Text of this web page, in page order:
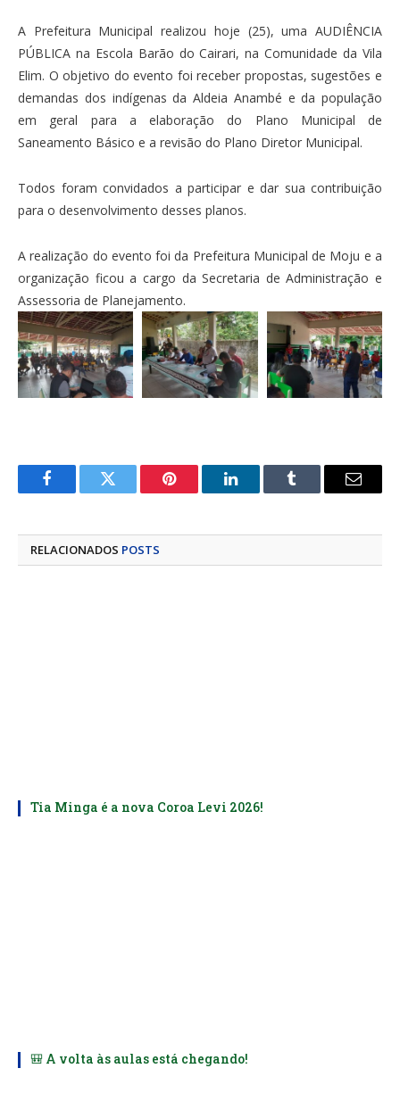
A Prefeitura Municipal realizou hoje (25), uma AUDIÊNCIA
PÚBLICA na Escola Barão do Cairari, na Comunidade da Vila
Elim. O objetivo do evento foi receber propostas, sugestões e
demandas dos indígenas da Aldeia Anambé e da população
em geral para a elaboração do Plano Municipal de
Saneamento Básico e a revisão do Plano Diretor Municipal.
Todos foram convidados a participar e dar sua contribuição
para o desenvolvimento desses planos.
A realização do evento foi da Prefeitura Municipal de Moju e a
organização ficou a cargo da Secretaria de Administração e
Assessoria de Planejamento.
FacebookTwitter Pinterest LinkedInTumblr
E-
RELACIONADOS POSTS
Tia Minga é a nova Coroa Levi 2026!
🎒 A volta às aulas está chegando!